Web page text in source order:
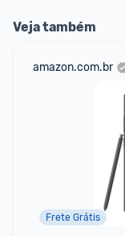
Veja também
amazon.com.br
Frete Grátis